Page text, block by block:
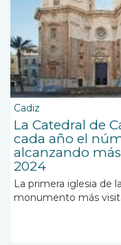
Cadiz
La Catedral de
cada año el
alcanzando
2024
La primera iglesia de
monumento más